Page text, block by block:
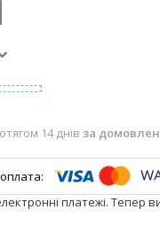
14 днів за
платежі.